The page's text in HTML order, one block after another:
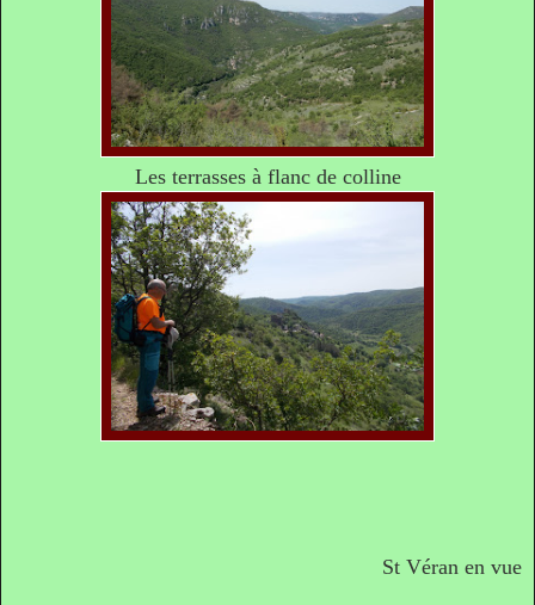
Les terrasses à flanc de colline
St Véran en vue